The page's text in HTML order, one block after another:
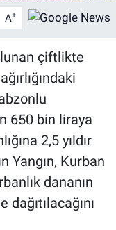
A+
çiftlikte
650 bin liraya
2,5 yıldır
Yangın, Kurban
dananın